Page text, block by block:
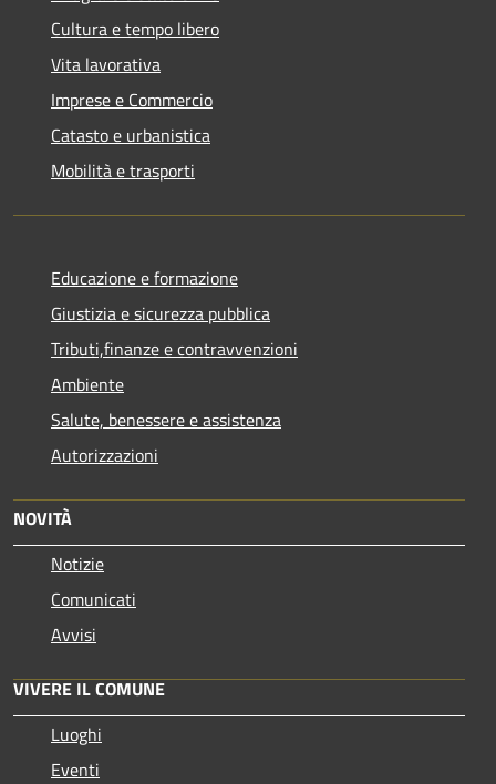
Cultura e tempo libero
Vita lavorativa
Imprese e Commercio
Catasto e urbanistica
Mobilità e trasporti
Educazione e formazione
Giustizia e sicurezza pubblica
Tributi,finanze e contravvenzioni
Ambiente
Salute, benessere e assistenza
Autorizzazioni
NOVITÀ
Notizie
Comunicati
Avvisi
VIVERE IL COMUNE
Luoghi
Eventi